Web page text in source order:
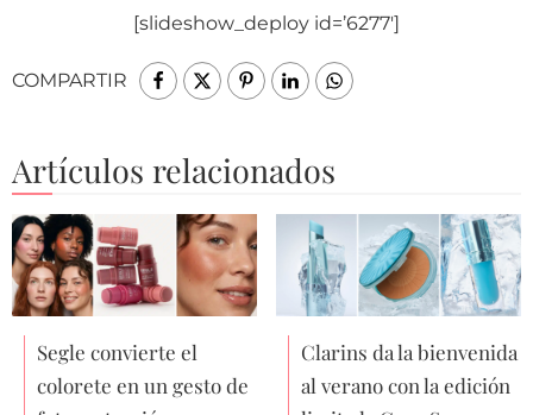
[slideshow_deploy id=’6277′]
COMPARTIR
Artículos relacionados
Segle convierte el
colorete en un gesto de
Clarins da la bienvenida
al verano con la edición